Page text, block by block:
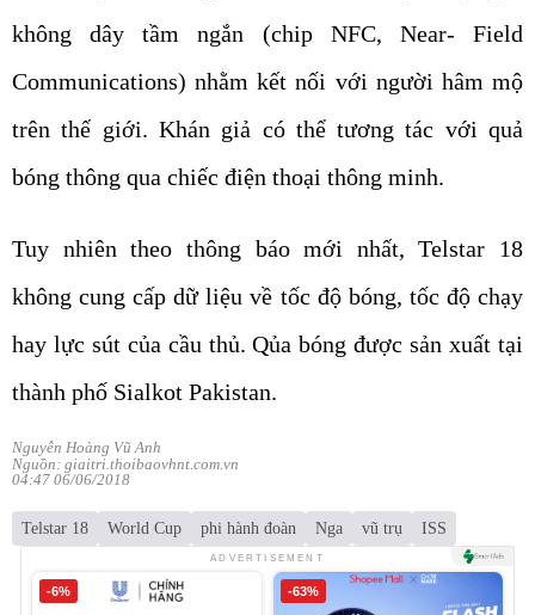
không dây tầm ngắn (chip NFC, Near- Field
Communications) nhằm kết nối với người hâm mộ
trên thế giới. Khán giả có thể tương tác với quả
bóng thông qua chiếc điện thoại thông minh.
Tuy nhiên theo thông báo mới nhất, Telstar 18
không cung cấp dữ liệu về tốc độ bóng, tốc độ chạy
hay lực sút của cầu thủ. Qủa bóng được sản xuất tại
thành phố Sialkot Pakistan.
Nguyễn Hoàng Vũ Anh
Nguồn: giaitri.thoibaovhnt.com.vn
04:47 06/06/2018
Telstar 18 World Cup phi hành đoàn Nga vũ trụ ISS
ADVERTISEMENT
-6% -63%